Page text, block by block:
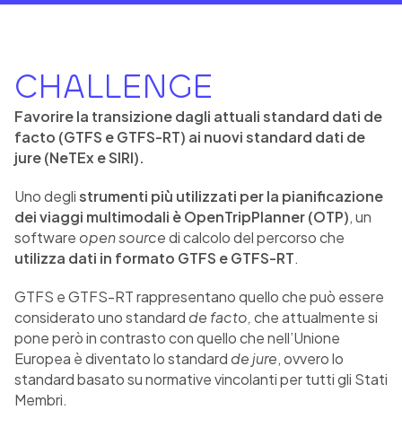
CHALLENGE
Favorire la transizione dagli attuali standard dati de
facto (GTFS e GTFS-RT) ai nuovi standard dati de
jure (NeTEx e SIRI).
Uno deglistrumenti più utilizzati per la pianificazione
dei viaggi multimodali è OpenTripPlanner (OTP), un
software open sourcedi calcolo del percorso che
utilizza dati in formato GTFS e GTFS-RT.
GTFS e GTFS-RT rappresentano quello che può essere
considerato uno standard de facto, che attualmente si
pone però in contrasto con quello che nell’Unione
Europea è diventato lo standard de jure, ovvero lo
standard basato su normative vincolanti per tutti gli Stati
Membri.